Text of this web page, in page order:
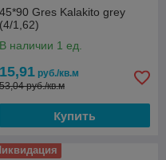
45*90 Gres Kalakito grey
(4/1,62)
В наличии 1 ед.
15,91 руб./кв.м
53,04 руб./кв.м
Купить